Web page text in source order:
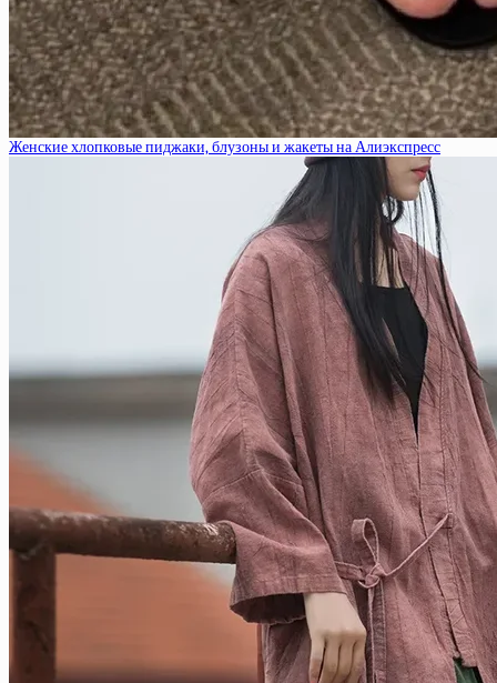
Женские хлопковые пиджаки, блузоны и жакеты на Алиэкспресс